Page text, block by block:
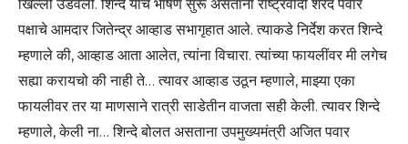
खिल्ली उडवली. शिन्दे यांचे भाषण सुरू असताना राष्ट्रवादी शरद पवार
पक्षाचे आमदार जितेन्द्र आव्हाड सभागृहात आले. त्याकडे निर्देश करत शिन्दे
म्हणाले की, आव्हाड आता आलेत, त्यांना विचारा. त्यांच्या फायलींवर मी लगेच
सह्या करायचो की नाही ते… त्यावर आव्हाड उठून म्हणाले, माझ्या एका
फायलीवर तर या माणसाने रात्री साडेतीन वाजता सही केली. त्यावर शिन्दे
म्हणाले, केली ना… शिन्दे बोलत असताना उपमुख्यमंत्री अजित पवार